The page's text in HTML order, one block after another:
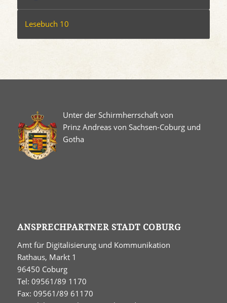
Lesebuch 10
Unter der Schirmherrschaft von
Prinz Andreas von Sachsen-Coburg und
Gotha
ANSPRECHPARTNER STADT COBURG
Amt für Digitalisierung und Kommunikation
Rathaus, Markt 1
96450 Coburg
Tel: 09561/89 1170
Fax: 09561/89 61170